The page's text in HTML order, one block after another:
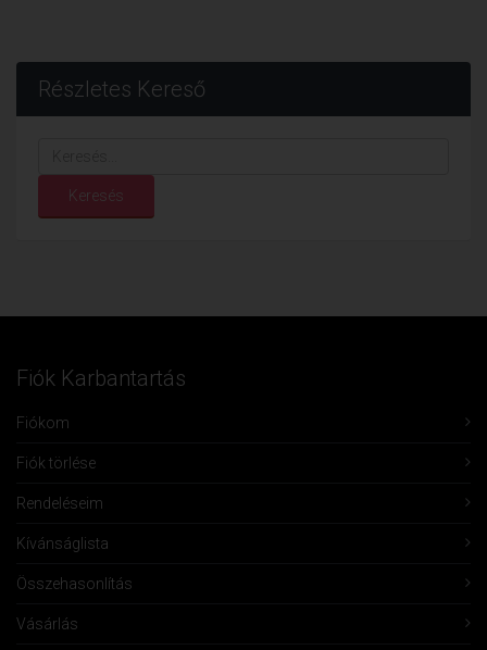
Részletes Kereső
Keresés
Fiók Karbantartás
Fiókom
Fiók törlése
Rendeléseim
Kívánságlista
Összehasonlítás
Vásárlás